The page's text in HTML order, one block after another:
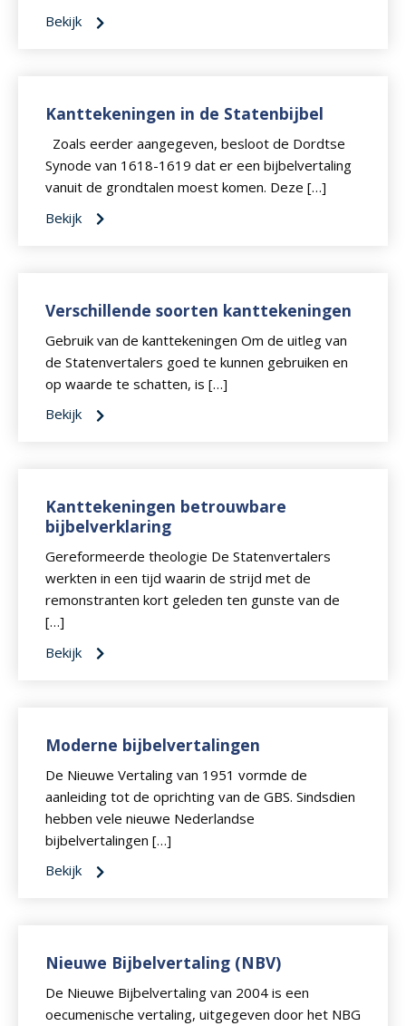
Bekijk
Kanttekeningen in de Statenbijbel
Zoals eerder aangegeven, besloot de Dordtse
Synode van 1618-1619 dat er een bijbelvertaling
vanuit de grondtalen moest komen. Deze […]
Bekijk
Verschillende soorten kanttekeningen
Gebruik van de kanttekeningen Om de uitleg van
de Statenvertalers goed te kunnen gebruiken en
op waarde te schatten, is […]
Bekijk
Kanttekeningen betrouwbare
bijbelverklaring
Gereformeerde theologie De Statenvertalers
werkten in een tijd waarin de strijd met de
remonstranten kort geleden ten gunste van de
[…]
Bekijk
Moderne bijbelvertalingen
De Nieuwe Vertaling van 1951 vormde de
aanleiding tot de oprichting van de GBS. Sindsdien
hebben vele nieuwe Nederlandse
bijbelvertalingen […]
Bekijk
Nieuwe Bijbelvertaling (NBV)
De Nieuwe Bijbelvertaling van 2004 is een
oecumenische vertaling, uitgegeven door het NBG